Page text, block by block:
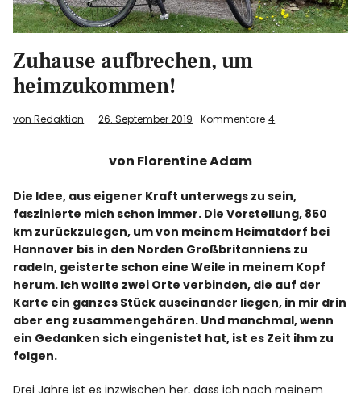
Feminismen
Kunst&Literatur
FacebookInstagram
Info
Zuhause aufbrechen, um
heimzukommen!
von Redaktion 26. September 2019 Kommentare 4
von Florentine Adam
Die Idee, aus eigener Kraft unterwegs zu sein,
faszinierte mich schon immer. Die Vorstellung, 850
km zurückzulegen, um von meinem Heimatdorf bei
Hannover bis in den Norden Großbritanniens zu
radeln, geisterte schon eine Weile in meinem Kopf
herum. Ich wollte zwei Orte verbinden, die auf der
Karte ein ganzes Stück auseinander liegen, in mir drin
aber eng zusammengehören. Und manchmal, wenn
ein Gedanken sich eingenistet hat, ist es Zeit ihm zu
folgen.